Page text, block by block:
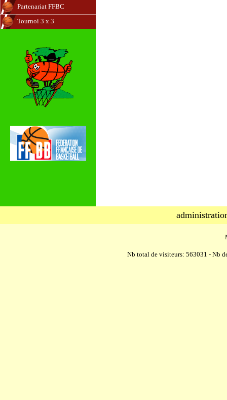
Partenariat FFBC
Tournoi 3 x 3
Nb total de visiteurs: 563031 - Nb